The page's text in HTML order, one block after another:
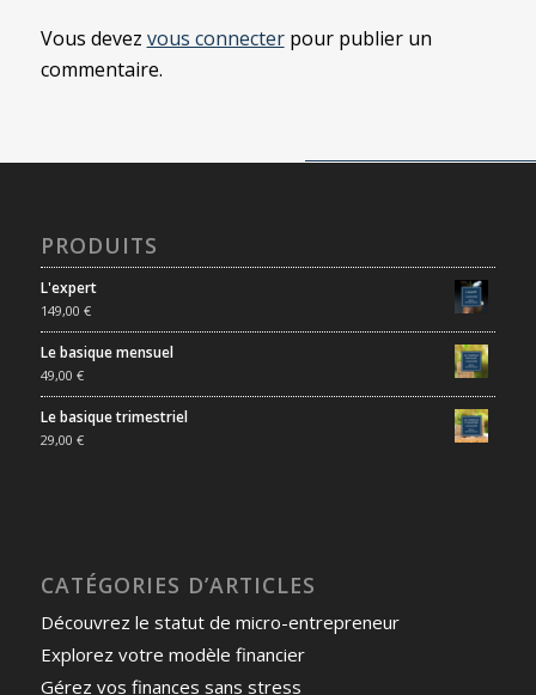
Vous devez vous connecterpour publier un
commentaire.
PRODUITS
L'expert
149,00 €
Le basique mensuel
49,00 €
Le basique trimestriel
29,00 €
CATÉGORIES D’ARTICLES
Découvrez le statut de micro-entrepreneur
Explorez votre modèle financier
Gérez vos finances sans stress